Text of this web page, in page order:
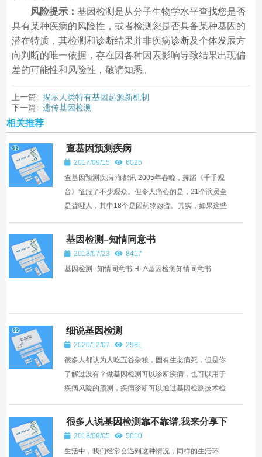
风险提示： 基因检测是从分子生物学水平查找您是否
具有某种疾病的风险性，或者检测您是否具备某种基因的
潜在特质，其检测和诊断结果并非疾病诊断及个体发展方
向判断的唯一依据，存在因各种因素影响导致结果出现偏
差的可能性和风险性，敬请知悉。
上一篇: 揭示人类特有基因起源新机制
下一篇: 遗传基因检测
相关推荐
查基因预测疾病
2017/09/15
6025
查基因预测疾病 海都讯 2005年春晚，舞蹈《千手观
音》征服了不少观众。但令人痛心的是，21个演员全
是聋哑人，其中18个是因药物致聋。其实，如果这些
悲剧。 昨...
基因检测–知情同意书
2018/07/23
8417
基因检测--知情同意书 HLA基因检测知情同意书
细说基因检测
2020/12/07
2981
很多人都认为人吃五谷杂粮，固有生老病死，但是你
了解过没有？做基因检测可以诊断疾病，也可以用于
疾病风险的预测，疾病诊断可以通过基因检测技术检
来说做基因检...
很多人说基因检测靠不靠谱,我来分享下
给孩子基因检测的全过程和感受吧
2018/09/05
5010
生活中，我们经常会遇到这种情况，同样的生活环